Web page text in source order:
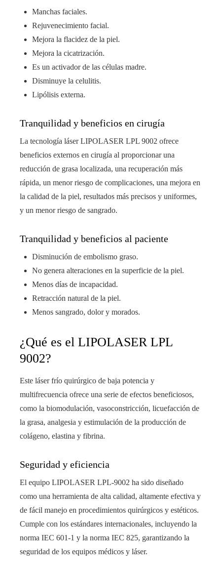
Manchas faciales.
Rejuvenecimiento facial.
Mejora la flacidez de la piel.
Mejora la cicatrización.
Es un activador de las células madre.
Disminuye la celulitis.
Lipólisis externa.
Tranquilidad y beneficios en cirugía
La tecnología láser LIPOLASER LPL 9002 ofrece
beneficios externos en cirugía al proporcionar una
reducción de grasa localizada, una recuperación más
rápida, un menor riesgo de complicaciones, una mejora en
la calidad de la piel, resultados más precisos y uniformes,
y un menor riesgo de sangrado.
Tranquilidad y beneficios al paciente
Disminución de embolismo graso.
No genera alteraciones en la superficie de la piel.
Menos días de incapacidad.
Retracción natural de la piel.
Menos sangrado, dolor y morados.
¿Qué es el LIPOLASER LPL
9002?
Este láser frío quirúrgico de baja potencia y
multifrecuencia ofrece una serie de efectos beneficiosos,
como la biomodulación, vasoconstricción, licuefacción de
la grasa, analgesia y estimulación de la producción de
colágeno, elastina y fibrina.
Seguridad y eficiencia
El equipo LIPOLASER LPL-9002 ha sido diseñado
como una herramienta de alta calidad, altamente efectiva y
de fácil manejo en procedimientos quirúrgicos y estéticos.
Cumple con los estándares internacionales, incluyendo la
norma IEC 601-1 y la norma IEC 825, garantizando la
seguridad de los equipos médicos y láser.